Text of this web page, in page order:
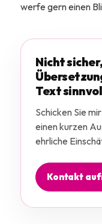
werfe gern einen
Nicht
Text
Schicken Sie
einen kurzen
ehrliche
Kontakt